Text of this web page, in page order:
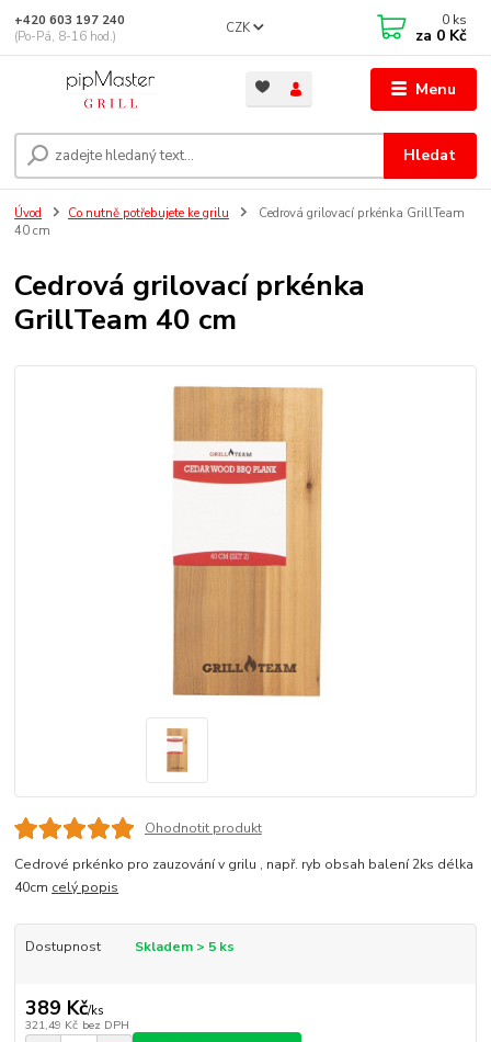
Menu
CZK
Hledat
+420 603 197 240
(Po-Pá, 8-16 hod.)
0 ks
za 0 Kč
Úvod Co nutně potřebujete ke grilu
Cedrová grilovací prkénka GrillTeam
40 cm
Cedrová grilovací prkénka
GrillTeam 40 cm
Ohodnotit produkt
Cedrové prkénko pro zauzování v grilu , např. ryb obsah balení 2ks délka
40cm celý popis
Dostupnost Skladem > 5 ks
389 Kč/ks
321,49 Kč bez DPH